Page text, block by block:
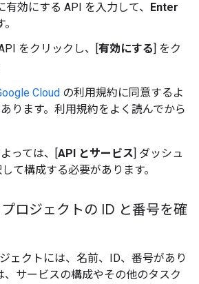
効にする API を入力して、 Enter
をクリックし、[有効にする] をク
Cloud の利用規約に同意するよ
ります。利用規約をよく読んでから
っては、[API とサービス] ダッシュ
て構成する必要があります。
ロジェクトの ID と番号を確
ェクトには、名前、ID、番号があり
、サービスの構成やその他のタスク